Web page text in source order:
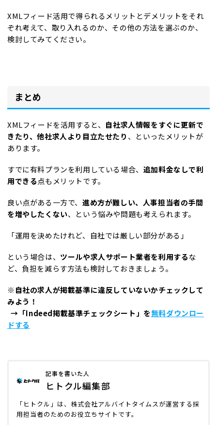
XMLフィード活用で得られるメリットとデメリットをそれ
ぞれ考えて、取り入れるのか、その他の方法を選ぶのか、
検討してみてください。
まとめ
XMLフィードを活用すると、 自社求人情報をすぐに更新で
きたり、他社求人より目立たせたり 、といったメリットが
あります。
すでに有料プランを利用している場合、 追加料金なしで利
用できる点もメリットです。
良い点がある一方で、 進め方が難しい、人事担当者の手間
を増やしたくない、という悩みや問題も考えられます。
「運用を決めたけれど、自社では厳しい部分がある」
という場合は、 ツールや求人サポート業者を利用するな
ど、負担を減らす方法も検討しておきましょう。
※ 自社の求人が掲載基準に違反していないかチェックして
みよう！
→「Indeed掲載基準チェックシート」を無料ダウンロー
ドする
記事を書いた人
ヒトクル編集部
「ヒトクル」は、株式会社アルバイトタイムスが運営する採
用担当者のためのお役立ちサイトです。